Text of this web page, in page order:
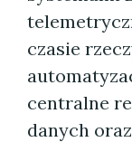
czasie
centralne
danych